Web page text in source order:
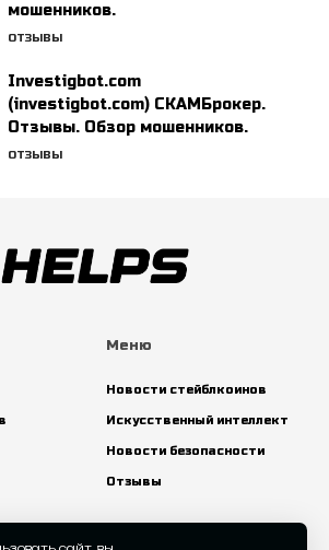
мошенников.
ОТЗЫВЫ
Investigbot.com
(investigbot.com) СКАМБрокер.
Отзывы. Обзор мошенников.
ОТЗЫВЫ
Меню
Новости стейблкоинов
Искусственный интеллект
Новости безопасности
Отзывы